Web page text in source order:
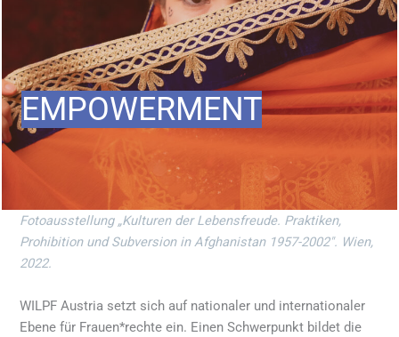
EMPOWERMENT
Fotoausstellung „Kulturender Lebensfreude. Praktiken,
Prohibition und Subversion in Afghanistan 1957-2002″. Wien,
2022.
WILPF Austria setzt sich auf nationaler und internationaler
Ebene für Frauen*rechte ein. Einen Schwerpunkt bildet die